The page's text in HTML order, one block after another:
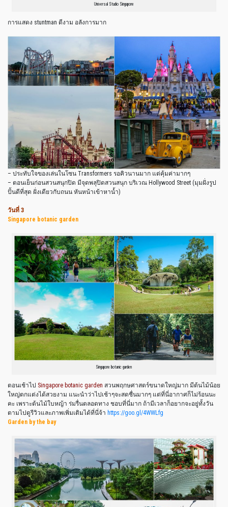
Universal Studio Singapore
การแสดง stuntman ดีงาม อลังการมาก
– ประทับใจของเล่นในโซน Transformers รอคิวนานมาก แต่คุ้มค่ามากๆ
– ตอนเย็นก่อนสวนสนุกปิด มีจุดพลุปิดสวนสนุก บริเวณ Hollywood Street (มุมฝั่งรูป
ปั้นดีที่สุด ฝั่งเดียวกับถนน หันหน้าเข้าหาน้ำ)
วันที่ 3
Singapore botanic garden
Singapore botanic garden
ตอนเช้าไป Singapore botanic garden สวนพฤกษศาสตร์ขนาดใหญ่มาก มีต้นไม้น้อย
ใหญ่ตกแต่งได้สวยงาม แนะนำว่าไปเช้าๆจะสดชื่นมากๆ แต่ที่นี่อากาศก็ไม่ร้อนนะ
คะ เพราะต้นไม้ใบหญ้า ร่มรื่นตลอดทาง ชอบที่นี่มาก ถ้ามีเวลาก็อยากจะอยู่ทั้งวัน
ตามไปดูรีวิวและภาพเพิ่มเติมได้ที่นี่จ้า https://goo.gl/4WWLfg
Garden by the bay